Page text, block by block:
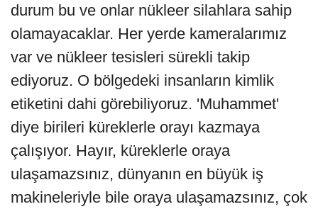
durum bu ve onlar nükleer silahlara sahip
olamayacaklar. Her yerde kameralarımız
var ve nükleer tesisleri sürekli takip
ediyoruz. O bölgedeki insanların kimlik
etiketini dahi görebiliyoruz. 'Muhammet'
diye birileri küreklerle orayı kazmaya
çalışıyor. Hayır, küreklerle oraya
ulaşamazsınız, dünyanın en büyük iş
makineleriyle bile oraya ulaşamazsınız, çok